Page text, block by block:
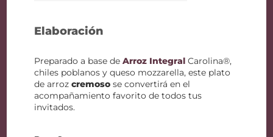
Elaboración
Preparado a base deArroz Integral Carolina®,
chiles poblanos y queso mozzarella, este plato
de arrozcremoso se convertirá en el
acompañamiento favorito de todos tus
invitados.